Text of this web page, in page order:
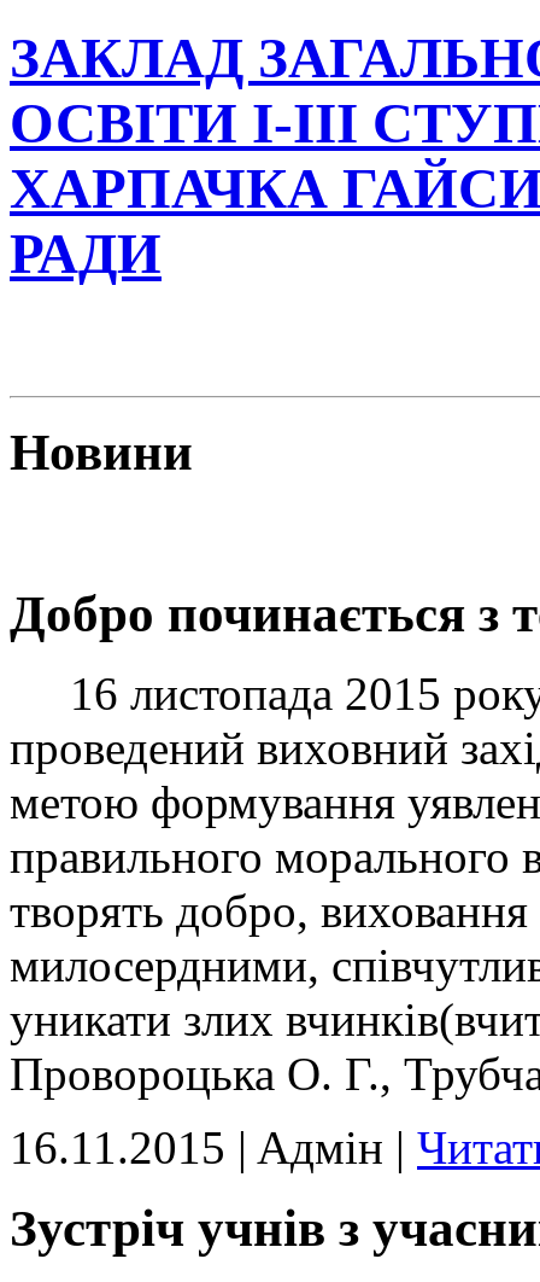
ЗАКЛАД
ОСВІТИ І-ІІІ
ХАРПАЧКА
РАДИ
Новини
Добро починається з
16 листопада 2015
проведений виховний
метою формування
правильного морального
творять добро,
милосердними,
уникати злих
Провороцька О. Г.,
16.11.2015 | Aдмін |
Зустріч учнів з